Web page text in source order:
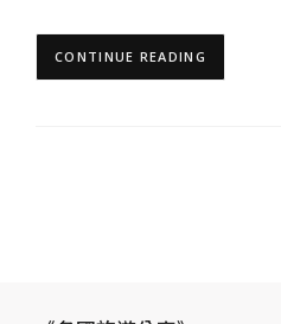
CONTINUE READING